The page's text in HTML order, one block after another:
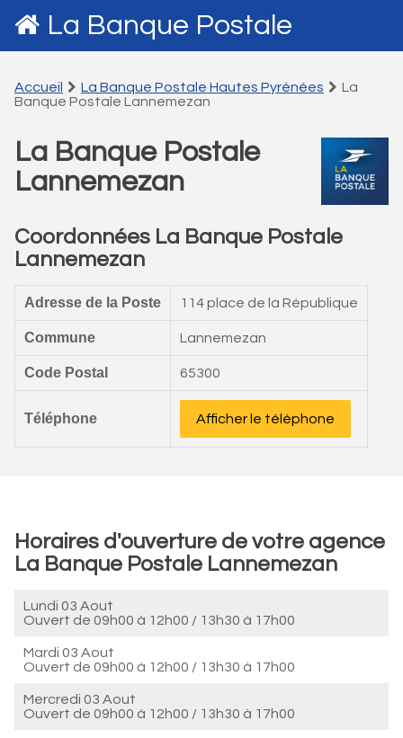
La Banque Postale
Accueil La Banque Postale Hautes Pyrénées
La
Banque Postale Lannemezan
La Banque Postale
Lannemezan
Coordonnées La Banque Postale
Lannemezan
Adresse de la Poste 114 place de la République
Commune Lannemezan
Code Postal 65300
Téléphone Afficher le téléphone
Horaires d'ouverture de votre agence
La Banque Postale Lannemezan
Lundi 03 Aout
Ouvert de 09h00 à 12h00 / 13h30 à 17h00
Mardi 03 Aout
Ouvert de 09h00 à 12h00 / 13h30 à 17h00
Mercredi 03 Aout
Ouvert de 09h00 à 12h00 / 13h30 à 17h00